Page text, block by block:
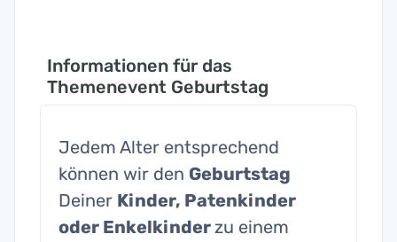
Informationen für das
Themenevent Geburtstag
Jedem Alter entsprechend
können wir den Geburtstag
Deiner Kinder, Patenkinder
oder Enkelkinderzu einem